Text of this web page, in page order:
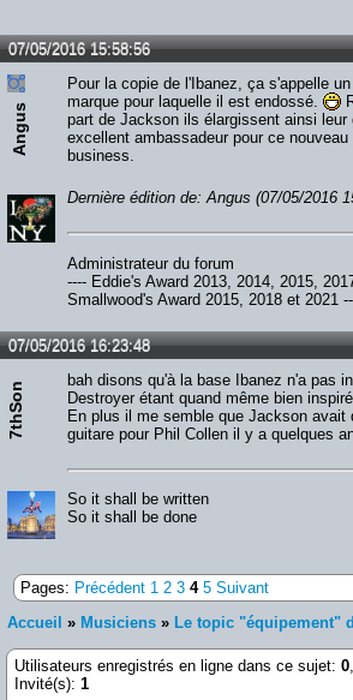
07/05/2016 15:58:56
Angus
Pour la copie de l'Ibanez, ça s'appelle
marque pour laquelle il est endossé.
part de Jackson ils élargissent ainsi leur
excellent ambassadeur pour ce
business.
Dernière édition de: Angus (07/05/2016
Administrateur du forum
---- Eddie's Award 2013, 2014, 2015,
Smallwood's Award 2015, 2018 et 2021
07/05/2016 16:23:48
7thSon
bah disons qu'à la base Ibanez n'a pas
Destroyer étant quand même bien
En plus il me semble que Jackson avait
guitare pour Phil Collen il y a quelques
So it shall be written
So it shall be done
Pages: Précédent 1 2 3 4 5 Suivant
Accueil » Musiciens » Le topic "équipement"
Utilisateurs enregistrés en ligne dans ce sujet: 0,
Invité(s): 1